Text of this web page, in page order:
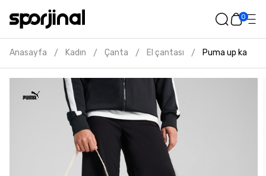
0
Anasayfa / Kadın / Çanta / El çantası / Puma up kadın